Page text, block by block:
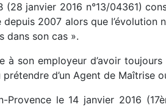
(28 janvier 2016 n°13/04361)
depuis 2007 alors que
dans son cas ».
à son employeur d’avoir
d’un Agent de Maîtrise
Provence le 14 janvier 2016